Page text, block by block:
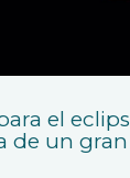
el
de un